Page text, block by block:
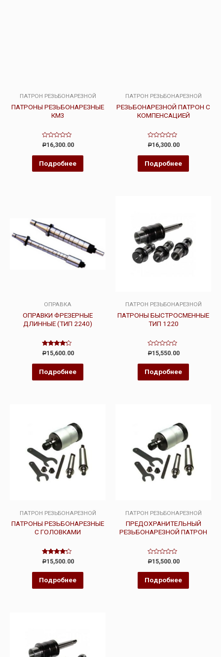
ПАТРОН РЕЗЬБОНАРЕЗНОЙ
ПАТРОНЫ РЕЗЬБОНАРЕЗНЫЕ
КМ3
Оценка
0
из
Р16,300.00
Подробнее
ПАТРОН РЕЗЬБОНАРЕЗНОЙ
РЕЗЬБОНАРЕЗНОЙ ПАТРОН С
КОМПЕНСАЦИЕЙ
Оценка
0
из
Р16,300.00
Подробнее
ОПРАВКА
ОПРАВКИ ФРЕЗЕРНЫЕ
ДЛИННЫЕ (ТИП 2240)
Оценка
4.00
из 5
Р15,600.00
Подробнее
ПАТРОН РЕЗЬБОНАРЕЗНОЙ
ПАТРОНЫ БЫСТРОСМЕННЫЕ
ТИП 1220
Оценка
0
из
Р15,550.00
Подробнее
ПАТРОН РЕЗЬБОНАРЕЗНОЙ
ПАТРОНЫ РЕЗЬБОНАРЕЗНЫЕ
С ГОЛОВКАМИ
Оценка
4.00
из 5
Р15,500.00
Подробнее
ПАТРОН РЕЗЬБОНАРЕЗНОЙ
ПРЕДОХРАНИТЕЛЬНЫЙ
РЕЗЬБОНАРЕЗНОЙ ПАТРОН
Оценка
0
из
Р15,500.00
Подробнее